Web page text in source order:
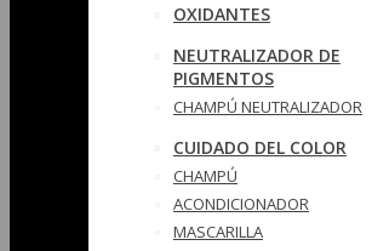
OXIDANTES
NEUTRALIZADOR DE
PIGMENTOS
CHAMPÚ NEUTRALIZADOR
CUIDADO DEL COLOR
CHAMPÚ
ACONDICIONADOR
MASCARILLA